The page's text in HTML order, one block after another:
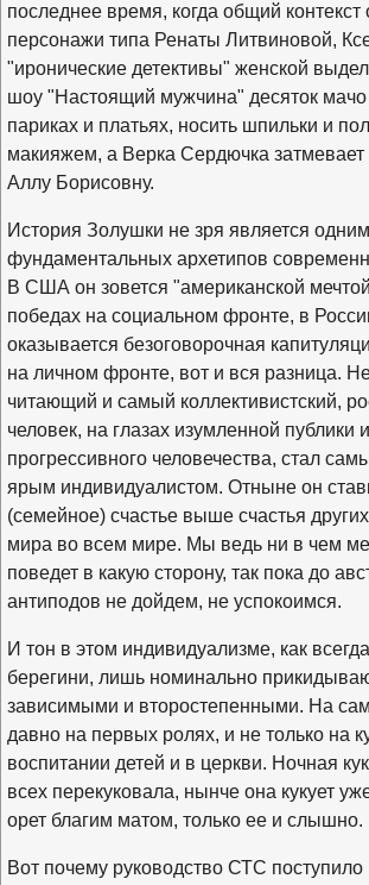
последнее время, когда общий
персонажи типа Ренаты Литвиновой,
"иронические детективы" женской
шоу "Настоящий мужчина" десяток мачо
париках и платьях, носить шпильки и
макияжем, а Верка Сердючка затмевает
Аллу Борисовну.
История Золушки не зря является
фундаментальных архетипов
В США он зовется "американской
победах на социальном фронте, в
оказывается безоговорочная
на личном фронте, вот и вся разница.
читающий и самый коллективистский,
человек, на глазах изумленной публики
прогрессивного человечества, стал
ярым индивидуалистом. Отныне он
(семейное) счастье выше счастья
мира во всем мире. Мы ведь ни в чем
поведет в какую сторону, так пока до
антиподов не дойдем, не успокоимся.
И тон в этом индивидуализме, как
берегини, лишь номинально
зависимыми и второстепенными. На
давно на первых ролях, и не только на
воспитании детей и в церкви. Ночная
всех перекуковала, нынче она кукует
орет благим матом, только ее и слышно.
Вот почему руководство СТС поступило